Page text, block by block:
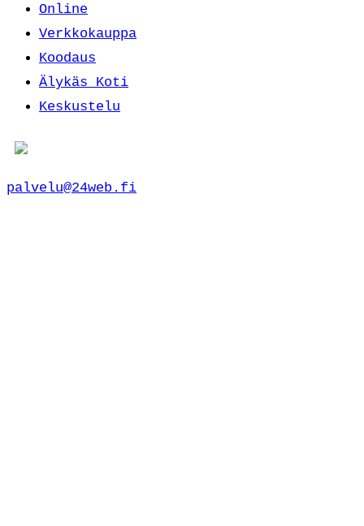
Online
Verkkokauppa
Koodaus
Älykäs Koti
Keskustelu
palvelu@24web.fi